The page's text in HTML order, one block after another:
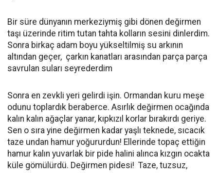
Bir süre dünyanın merkeziymiş gibi dönen değirmen
taşı üzerinde ritim tutan tahta kolların sesini dinlerdim.
Sonra birkaç adam boyu yükseltilmiş su arkının
altından geçer, çarkın kanatları arasından parça parça
savrulan suları seyrederdim
Sonra en zevkli yeri gelirdi işin. Ormandan kuru meşe
odunu toplardık beraberce. Asırlık değirmen ocağında
kalın kalın ağaçlar yanar, kıpkızıl korlar bırakırdı geriye.
Sen o sıra yine değirmen kadar yaşlı teknede, sıcacık
taze undan hamur yoğururdun! Ellerinde topaç ettiğin
hamur kalın yuvarlak bir pide halini alınca kızgın ocakta
küle gömülürdü. Değirmen pidesi! Taze, tuzsuz,